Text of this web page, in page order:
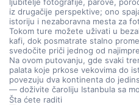
iz drugačije perspektive; ono
istoriju i nezaboravna mesta za
Tokom ture možete uživati u
kafi, dok posmatrate stalno
svedočite priči jednog od
Na ovom putovanju, gde svaki
palata koje prkose vekovima do
povezuju dva kontinenta do
— doživite čaroliju Istanbula sa
Šta ćete raditi